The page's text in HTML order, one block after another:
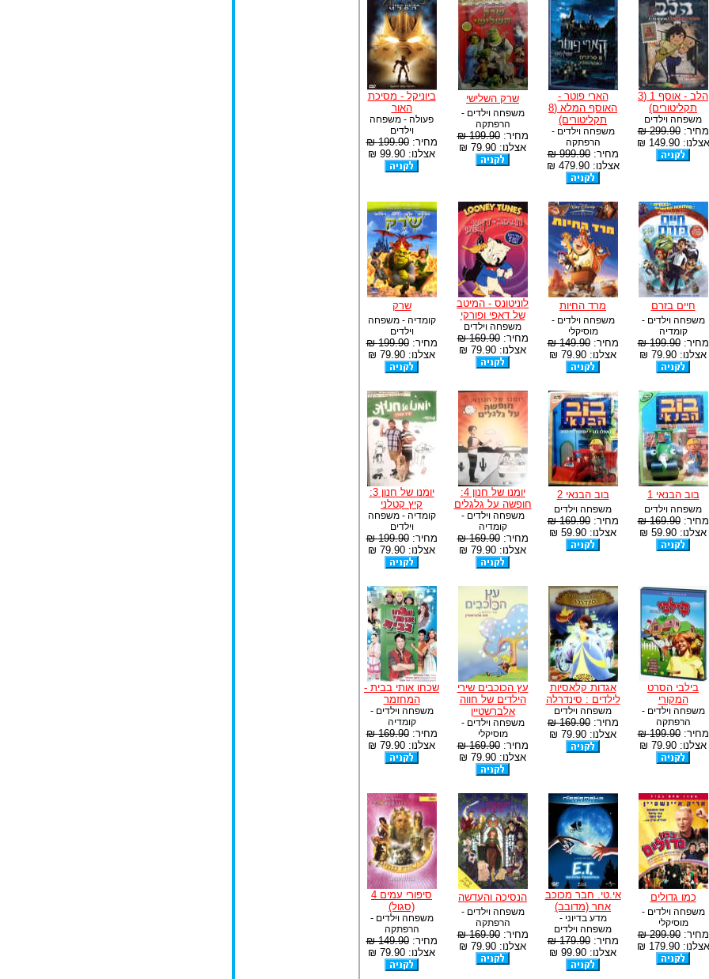
הלב - אוסף 1 (3
תקליטורים)
משפחה וילדים
מחיר:299.90 ₪
אצלנו: 149.90 ₪
הארי פוטר -
האוסף המלא (8
תקליטורים)
משפחה וילדים -
הרפתקה
מחיר:999.90 ₪
אצלנו: 479.90 ₪
שרק השלישי
משפחה וילדים -
הרפתקה
מחיר:199.90 ₪
אצלנו: 79.90 ₪
ביוניקל - מסיכת
האור
פעולה - משפחה
וילדים
מחיר:199.90 ₪
אצלנו: 99.90 ₪
חיים בזרם
משפחה וילדים -
קומדיה
מחיר:199.90 ₪
אצלנו: 79.90 ₪
מרד החיות
משפחה וילדים -
מוסיקלי
מחיר:149.90 ₪
אצלנו: 79.90 ₪
לוניטונס - המיטב
של דאפי ופורקי
משפחה וילדים
מחיר:169.90 ₪
אצלנו: 79.90 ₪
שרק
קומדיה - משפחה
וילדים
מחיר:199.90 ₪
אצלנו: 79.90 ₪
בוב הבנאי 1
משפחה וילדים
מחיר:169.90 ₪
אצלנו: 59.90 ₪
בוב הבנאי 2
משפחה וילדים
מחיר:169.90 ₪
אצלנו: 59.90 ₪
יומנו של חנון 4:
חופשה על גלגלים
משפחה וילדים -
קומדיה
מחיר:169.90 ₪
אצלנו: 79.90 ₪
יומנו של חנון 3:
קיץ קטלני
קומדיה - משפחה
וילדים
מחיר:199.90 ₪
אצלנו: 79.90 ₪
בילבי הסרט
המקורי
משפחה וילדים -
הרפתקה
מחיר:199.90 ₪
אצלנו: 79.90 ₪
אגדות קלאסיות
לילדים : סינדרלה
משפחה וילדים
מחיר:169.90 ₪
אצלנו: 79.90 ₪
עץ הכוכבים שירי
הילדים של חווה
אלברשטיין
משפחה וילדים -
מוסיקלי
מחיר:169.90 ₪
אצלנו: 79.90 ₪
שכחו אותי בבית -
המחזמר
משפחה וילדים -
קומדיה
מחיר:169.90 ₪
אצלנו: 79.90 ₪
כמו גדולים
משפחה וילדים -
מוסיקלי
מחיר:299.90 ₪
אצלנו: 179.90 ₪
אי.טי. חבר מכוכב
אחר (מדובב)
מדע בדיוני -
משפחה וילדים
מחיר:179.90 ₪
אצלנו: 99.90 ₪
הנסיכה והעדשה
משפחה וילדים -
הרפתקה
מחיר:169.90 ₪
אצלנו: 79.90 ₪
סיפורי עמים 4
(סגול)
משפחה וילדים -
הרפתקה
מחיר:149.90 ₪
אצלנו: 79.90 ₪